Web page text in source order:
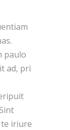
paulo
ad, pri
iriure